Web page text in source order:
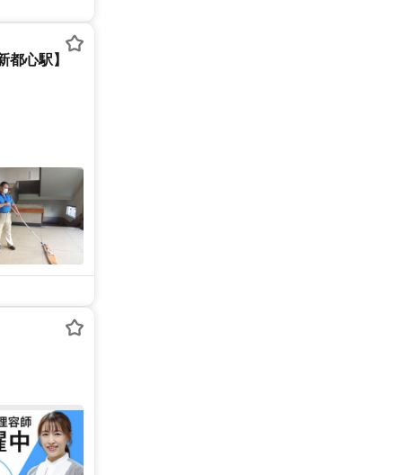
心駅】